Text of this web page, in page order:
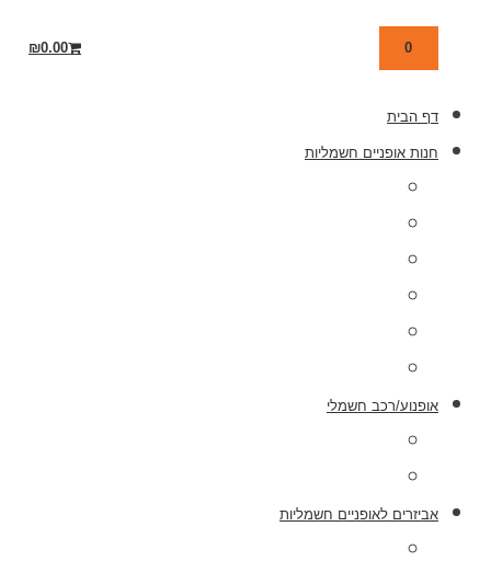
₪0.00 0
דף הבית
חנות אופניים חשמליות
אופנוע/רכב חשמלי
אביזרים לאופניים חשמליות